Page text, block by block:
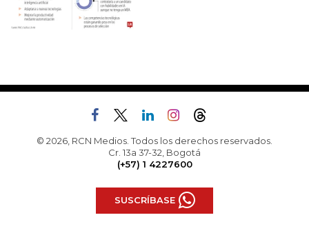
© 2026, RCN Medios. Todos los derechos reservados.
Cr. 13a 37-32, Bogotá
(+57) 1 4227600
SUSCRÍBASE